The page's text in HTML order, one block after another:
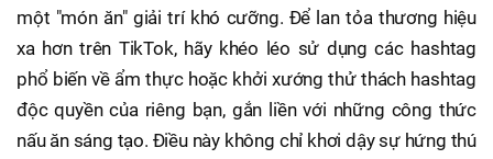
một "món ăn" giải trí khó cưỡng. Để lan tỏa thương hiệu
xa hơn trên TikTok, hãy khéo léo sử dụng các hashtag
phổ biến về ẩm thực hoặc khởi xướng thử thách hashtag
độc quyền của riêng bạn, gắn liền với những công thức
nấu ăn sáng tạo. Điều này không chỉ khơi dậy sự hứng thú